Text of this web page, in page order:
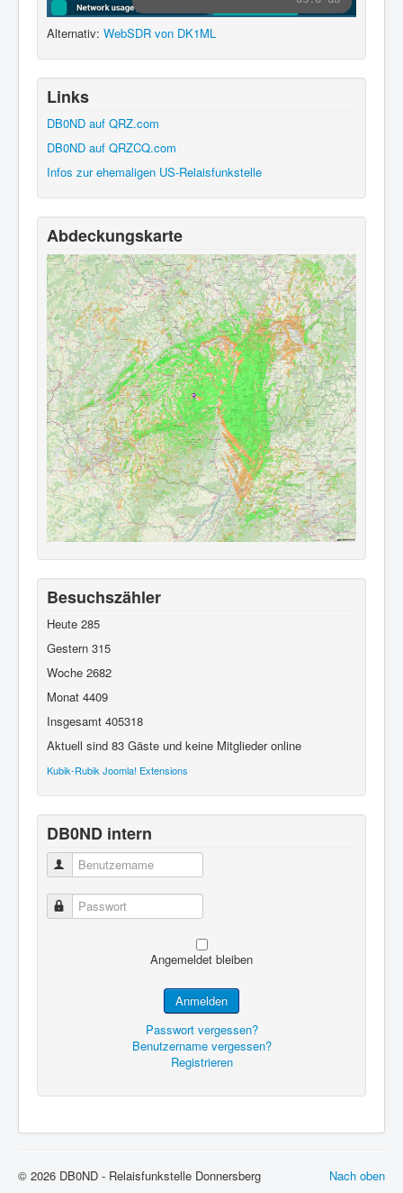
Alternativ: WebSDR von DK1ML
Links
DB0ND auf QRZ.com
DB0ND auf QRZCQ.com
Infos zur ehemaligen US-Relaisfunkstelle
Abdeckungskarte
Besuchszähler
Heute 285
Gestern 315
Woche 2682
Monat 4409
Insgesamt 405318
Aktuell sind 83 Gäste und keine Mitglieder online
Kubik-Rubik Joomla! Extensions
DB0ND intern
Benutzername
Passwort
Angemeldet bleiben
Anmelden
Passwort vergessen?
Benutzername vergessen?
Registrieren
Nach oben
© 2026 DB0ND - Relaisfunkstelle Donnersberg